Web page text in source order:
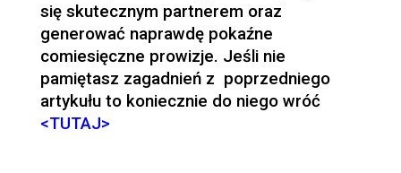
się skutecznym partnerem oraz
generować naprawdę pokaźne
comiesięczne prowizje. Jeśli nie
pamiętasz zagadnień z poprzedniego
artykułu to koniecznie do niego wróć
<TUTAJ>